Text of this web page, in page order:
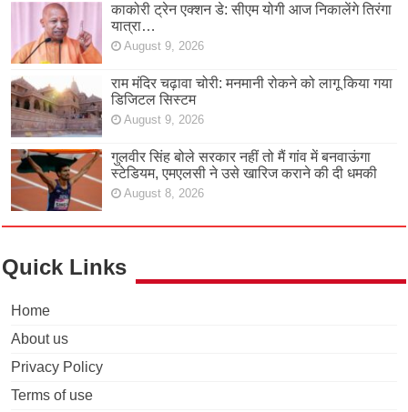
काकोरी ट्रेन एक्शन डे: सीएम योगी आज निकालेंगे तिरंगा
यात्रा…
August 9, 2026
राम मंदिर चढ़ावा चोरी: मनमानी रोकने को लागू किया गया
डिजिटल सिस्टम
August 9, 2026
गुलवीर सिंह बोले सरकार नहीं तो मैं गांव में बनवाऊंगा
स्टेडियम, एमएलसी ने उसे खारिज कराने की दी धमकी
August 8, 2026
Quick Links
Home
About us
Privacy Policy
Terms of use